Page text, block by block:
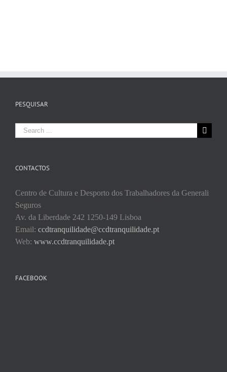
PESQUISAR
Search
for:
CONTACTOS
Centro de Cultura e Desporto dos Trabalhadores da Generali
Seguros
Av. da Liberdade 242 1250-149 Lisboa
Email: ccdtranquilidade@ccdtranquilidade.pt
Web: www.ccdtranquilidade.pt
FACEBOOK